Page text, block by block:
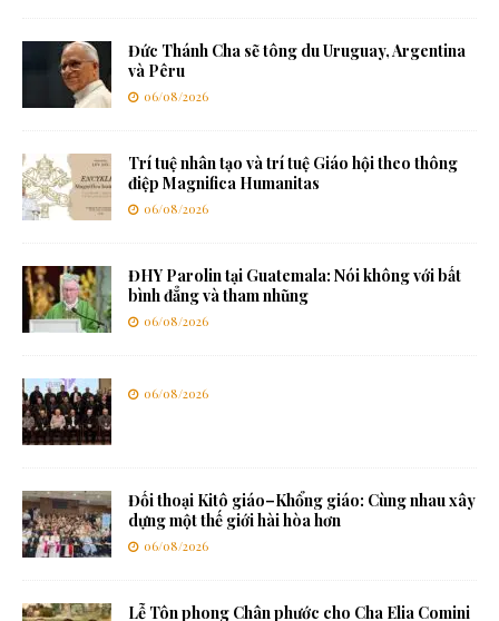
Đức Thánh Cha sẽ tông du Uruguay, Argentina
và Pêru
06/08/2026
Trí tuệ nhân tạo và trí tuệ Giáo hội theo thông
điệp Magnifica Humanitas
06/08/2026
ĐHY Parolin tại Guatemala: Nói không với bất
bình đẳng và tham nhũng
06/08/2026
06/08/2026
Đối thoại Kitô giáo–Khổng giáo: Cùng nhau xây
dựng một thế giới hài hòa hơn
06/08/2026
Lễ Tôn phong Chân phước cho Cha Elia Comini